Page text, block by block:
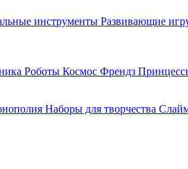
инструменты Развивающие
Роботы Космос Френдз
Наборы для творчества